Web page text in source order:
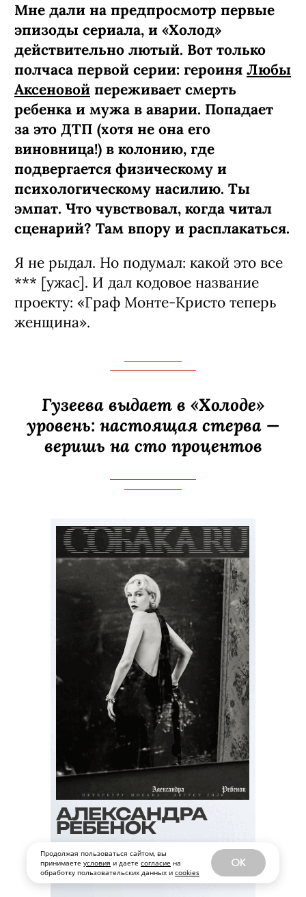
Продолжая пользоваться сайтом, вы
принимаете условия и даете согласие на
обработку пользовательских данных и cookies
OK
Мне дали на предпросмотр первые
эпизоды сериала, и «Холод»
действительно лютый. Вот только
полчаса первой серии: героиня Любы
Аксеновой переживает смерть
ребенка и мужа в аварии. Попадает
за это ДТП (хотя не она его
виновница!) в колонию, где
подвергается физическому и
психологическому насилию. Ты
эмпат. Что чувствовал, когда читал
сценарий? Там впору и расплакаться.
Я не рыдал. Но подумал: какой это все
*** [ужас]. И дал кодовое название
проекту: «Граф Монте-­Кристо теперь
женщина».
Гузеева выдает в «Холоде»
уровень: настоящая стерва —
веришь на сто процентов